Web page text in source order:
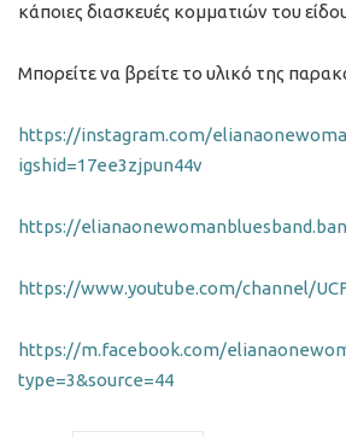
κάποιες διασκευές κομματιών του
Μπορείτε να βρείτε το υλικό της
https://instagram.com/
igshid=17ee3zjpun44v
https://
https://www.youtube.com/channel/
https://m.facebook.com/
type=3&source=44